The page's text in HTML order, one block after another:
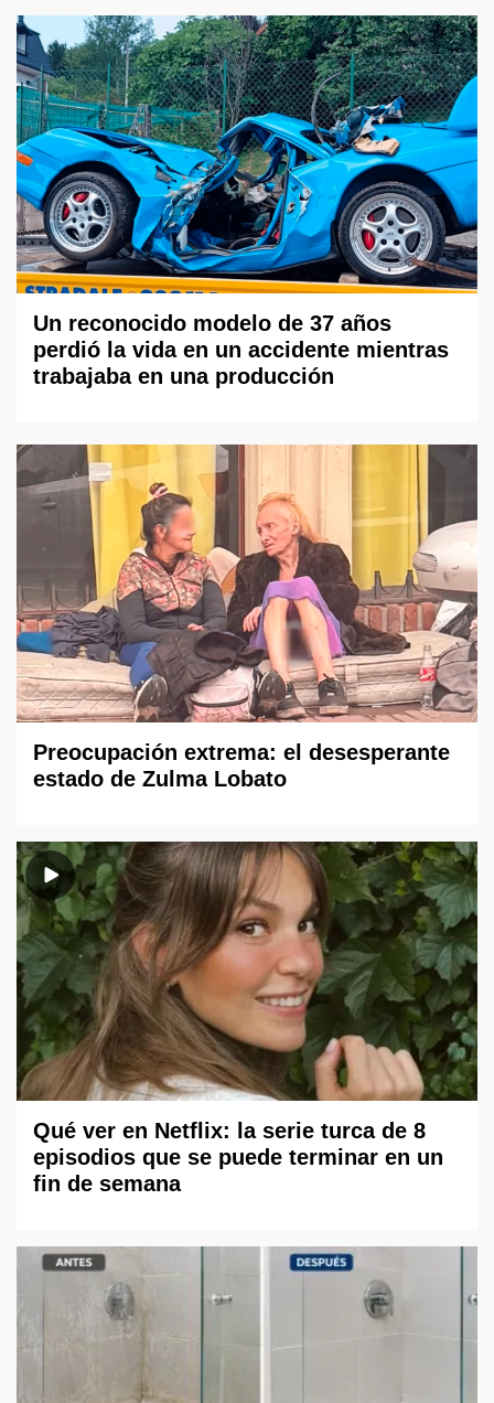
Un reconocido modelo de 37 años
perdió la vida en un accidente mientras
trabajaba en una producción
Preocupación extrema: el desesperante
estado de Zulma Lobato
Qué ver en Netflix: la serie turca de 8
episodios que se puede terminar en un
fin de semana